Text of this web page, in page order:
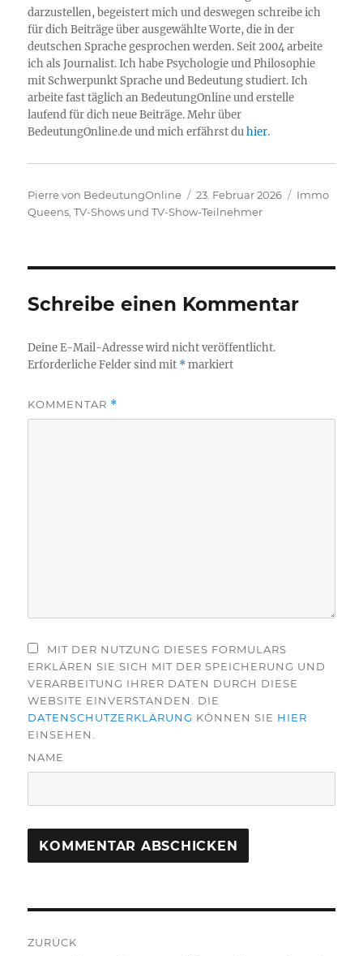
darzustellen, begeistert mich und deswegen schreibe ich
für dich Beiträge über ausgewählte Worte, die in der
deutschen Sprache gesprochen werden. Seit 2004 arbeite
ich als Journalist. Ich habe Psychologie und Philosophie
mit Schwerpunkt Sprache und Bedeutung studiert. Ich
arbeite fast täglich an BedeutungOnline und erstelle
laufend für dich neue Beiträge. Mehr über
BedeutungOnline.de und mich erfährst duhier.
Autor
Pierre von BedeutungOnline
Veröffentlicht
am
23. Februar 2026 Kategorien
Immo
Queens ,TV-Shows und TV-Show-Teilnehmer
Schreibe einen Kommentar
Deine E-Mail-Adresse wird nicht veröffentlicht.
Erforderliche Felder sind mit *markiert
KOMMENTAR *
MIT DER NUTZUNG DIESES FORMULARS
ERKLÄREN SIE SICH MIT DER SPEICHERUNG UND
VERARBEITUNG IHRER DATEN DURCH DIESE
WEBSITE EINVERSTANDEN. DIE
DATENSCHUTZERKLÄRUNG KÖNNEN SIE HIER
EINSEHEN.
NAME
ZURÜCK